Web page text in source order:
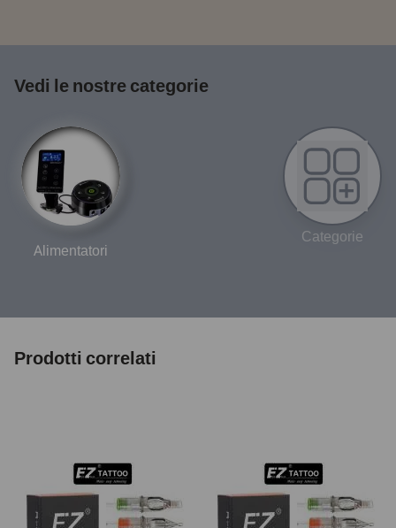
Vedi le nostre categorie
Alimentatori
Categorie
Prodotti correlati